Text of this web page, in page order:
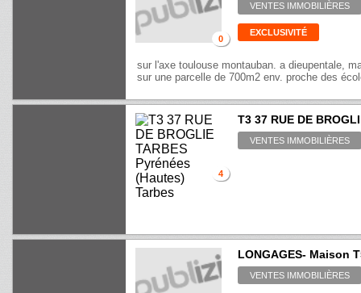
0
VENTES IMMOBILIÈRES
EXCLUSIVITÉ
sur l'axe toulouse montauban. a dieupentale,
sur une parcelle de 700m2 env. proche des
4
T3 37 RUE DE
VENTES IMMOBILIÈRES
LONGAGES- Maison
VENTES IMMOBILIÈRES